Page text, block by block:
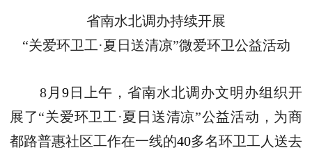
省南水北调办持续开展
“关爱环卫工·夏日送清凉”微爱环卫公益活动
8月 9日上午，省南水北调办文明办组织开
展了“关爱环卫工·夏日送清凉”公益活动，为商
都路普惠社区工作在一线的40多名环卫工人送去